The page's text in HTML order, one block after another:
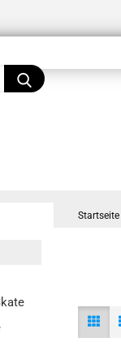
Suche...
Startseite